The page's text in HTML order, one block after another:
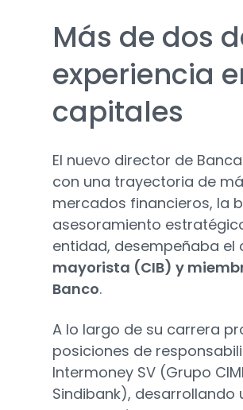
Más de dos
experiencia
capitales
El nuevo director de
con una trayectoria de
mercados financieros, la
asesoramiento
entidad, desempeñaba el
mayorista (CIB) y
Banco.
A lo largo de su carrera
posiciones de
Intermoney SV (Grupo
Sindibank), desarrollando